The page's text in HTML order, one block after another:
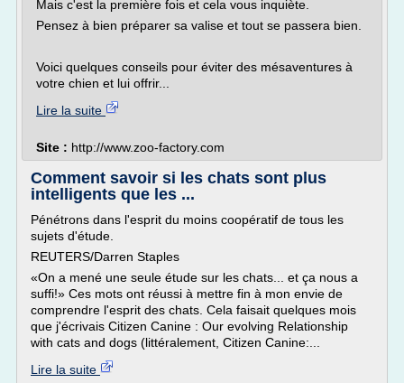
Mais c'est la première fois et cela vous inquiète.
Pensez à bien préparer sa valise et tout se passera bien.
Voici quelques conseils pour éviter des mésaventures à
votre chien et lui offrir...
Lire la suite
Site : http://www.zoo-factory.com
Comment savoir si les chats sont plus
intelligents que les ...
Pénétrons dans l'esprit du moins coopératif de tous les
sujets d'étude.
REUTERS/Darren Staples
«On a mené une seule étude sur les chats... et ça nous a
suffi!» Ces mots ont réussi à mettre fin à mon envie de
comprendre l'esprit des chats. Cela faisait quelques mois
que j'écrivais Citizen Canine : Our evolving Relationship
with cats and dogs (littéralement, Citizen Canine:...
Lire la suite